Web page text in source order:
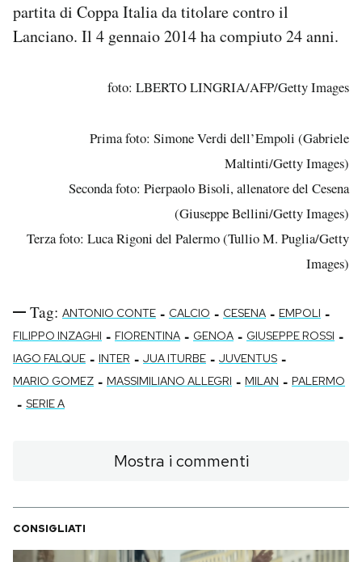
partita di Coppa Italia da titolare contro il
Lanciano. Il 4 gennaio 2014 ha compiuto 24 anni.
foto: LBERTO LINGRIA/AFP/Getty Images
Prima foto: Simone Verdi dell’Empoli (Gabriele
Maltinti/Getty Images)
Seconda foto: Pierpaolo Bisoli, allenatore del Cesena
(Giuseppe Bellini/Getty Images)
Terza foto: Luca Rigoni del Palermo (Tullio M. Puglia/Getty
Images)
Tag: ANTONIO CONTE - CALCIO - CESENA - EMPOLI -
FILIPPO INZAGHI - FIORENTINA - GENOA - GIUSEPPE ROSSI -
IAGO FALQUE - INTER - JUA ITURBE - JUVENTUS -
MARIO GOMEZ - MASSIMILIANO ALLEGRI - MILAN - PALERMO
- SERIE A
Mostra i commenti
CONSIGLIATI